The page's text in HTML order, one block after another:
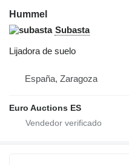
Hummel
Subasta
Lijadora de suelo
España, Zaragoza
Euro Auctions ES